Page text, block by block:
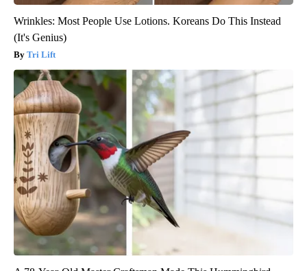
Wrinkles: Most People Use Lotions. Koreans Do This Instead
(It's Genius)
Tri Lift